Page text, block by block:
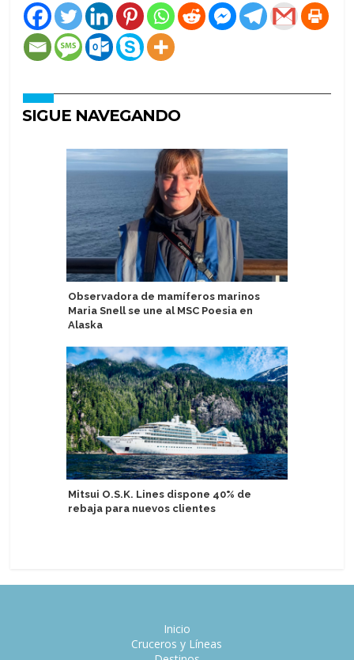
SIGUE NAVEGANDO
Observadora de mamíferos marinos
Maria Snell se une al MSC Poesia en
Alaska
Mitsui O.S.K. Lines dispone 40% de
rebaja para nuevos clientes
Inicio
Cruceros y Líneas